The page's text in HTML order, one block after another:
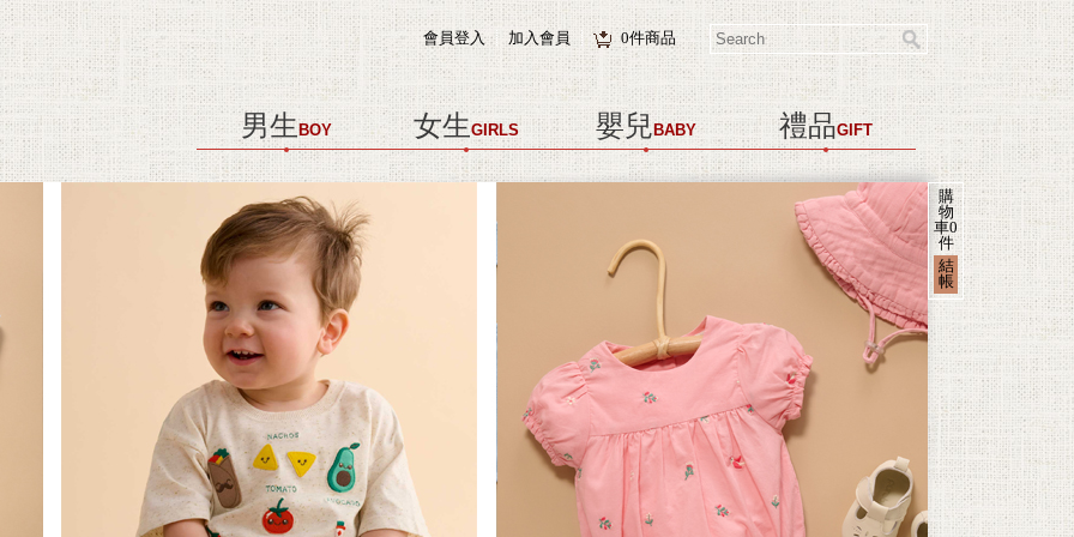
會員登入 加入會員 0件商品
男生BOY 女生GIRLS 嬰兒 BABY 禮品GIFT
購
物
車0
件
結
帳